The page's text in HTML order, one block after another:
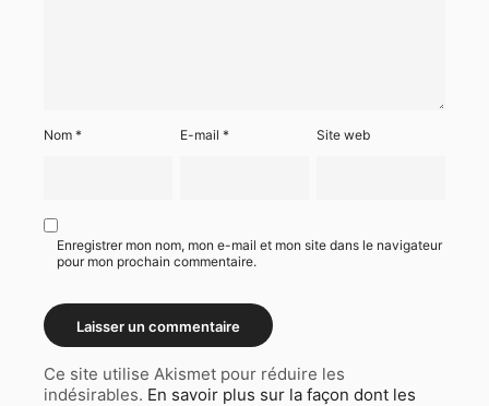
Nom * E-mail* Site web
Enregistrer mon nom, mon e-mail et mon site dans le navigateur
pour mon prochain commentaire.
Ce site utilise Akismet pour réduire les
indésirables. En savoir plus sur la façon dont les